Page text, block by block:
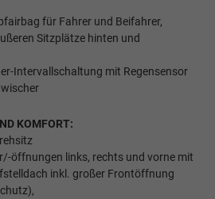
für Fahrer und Beifahrer,
Sitzplätze hinten und
Intervallschaltung mit Regensensor
KOMFORT:
öffnungen links, rechts und vorne mit
inkl. großer Frontöffnung